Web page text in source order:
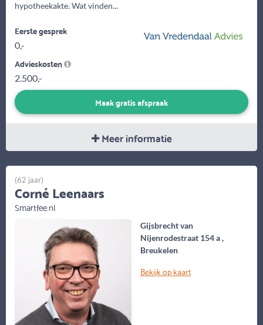
hypotheekakte. Wat vinden...
Eerste gesprek
0,-
Advieskosten
2.500,-
Maak gratis afspraak
Meer informatie
Gijsbrecht van
Nijenrodestraat 154 a ,
Breukelen
Bekijk op kaart
(62 jaar)
Corné Leenaars
Smartfee.nl